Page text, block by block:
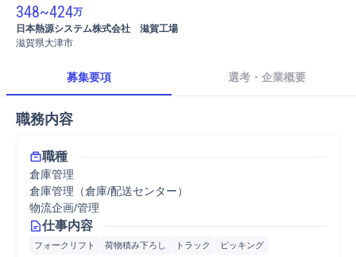
348~424万
日本熱源システム株式会社　滋賀工場
滋賀県大津市
募集要項 選考・企業概要
職務内容
職種
倉庫管理
倉庫管理（倉庫/配送センター）
物流企画/管理
仕事内容
フォークリフト 荷物積み下ろし トラック ピッキング